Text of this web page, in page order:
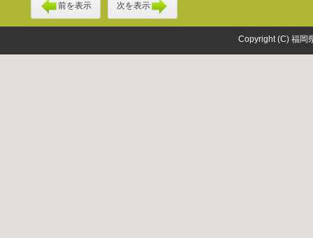
前を表示 次を表示
Copyright (C) 福岡